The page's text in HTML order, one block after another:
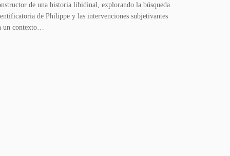
de una historia libidinal, explorando la búsqueda
de Philippe y las intervenciones subjetivantes
un contexto…